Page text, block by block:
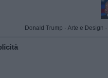
Donald Trump · Arte e Design ·